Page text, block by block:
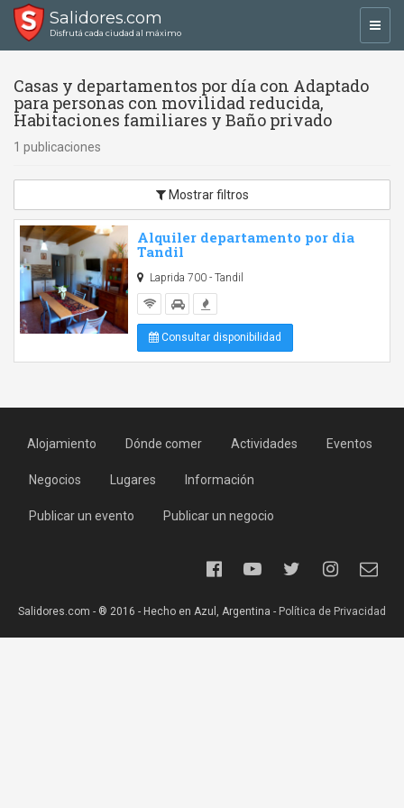
Salidores.com
Disfrutá cada ciudad al máximo
Casas y departamentos por día con Adaptado
para personas con movilidad reducida,
Habitaciones familiares y Baño privado
1 publicaciones
Mostrar filtros
Alquiler departamento por dia
Tandil
Laprida 700 - Tandil
Consultar disponibilidad
Alojamiento Dónde comer Actividades Eventos
Negocios Lugares Información
Publicar un evento Publicar un negocio
Salidores.com - ® 2016 - Hecho en Azul, Argentina - Política de Privacidad